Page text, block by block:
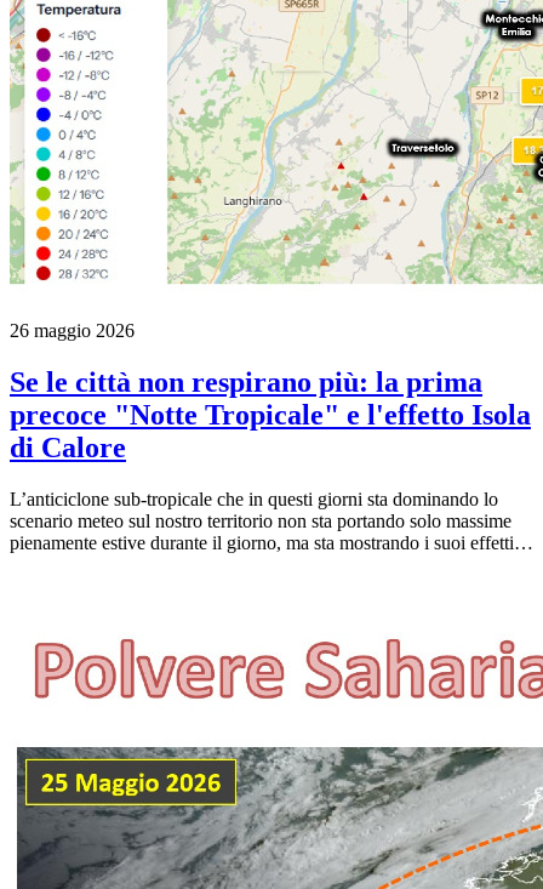
26 maggio 2026
Se le città non respirano più: la prima
precoce "Notte Tropicale" e l'effetto Isola
di Calore
L’anticiclone sub-tropicale che in questi giorni sta dominando lo
scenario meteo sul nostro territorio non sta portando solo massime
pienamente estive durante il giorno, ma sta mostrando i suoi effetti
campagna circostante riusciva a trovare un po' di refrigerio.